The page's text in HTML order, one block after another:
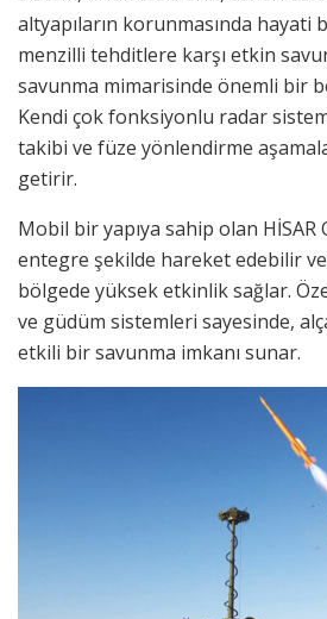
altyapıların korunmasında hayati
menzilli tehditlere karşı etkin
savunma mimarisinde önemli bir
Kendi çok fonksiyonlu radar
takibi ve füze yönlendirme
getirir.
Mobil bir yapıya sahip olan
entegre şekilde hareket edebilir ve
bölgede yüksek etkinlik sağlar.
ve güdüm sistemleri sayesinde,
etkili bir savunma imkanı sunar.